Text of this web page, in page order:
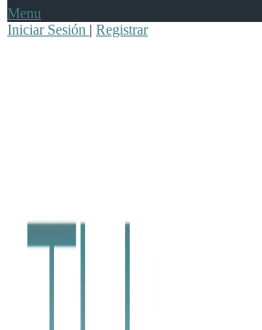
Menu
Iniciar Sesión | Registrar